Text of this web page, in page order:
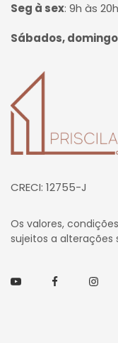
Seg à sex: 9h às 20h
Sábados,
Página inicial
CRECI: 12755-J
Os valores,
sujeitos a alterações
YoutubeFacebook